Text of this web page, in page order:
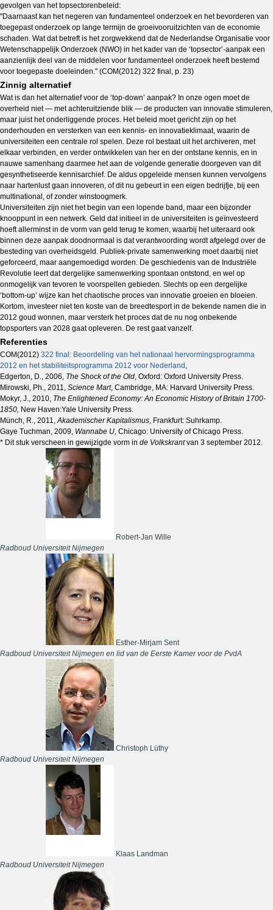
gevolgen van het topsectorenbeleid:
"Daarnaast kan het negeren van fundamenteel onderzoek en het bevorderen van
toegepast onderzoek op lange termijn de groeivooruitzichten van de economie
schaden. Wat dat betreft is het zorgwekkend dat de Nederlandse Organisatie voor
Wetenschappelijk Onderzoek (NWO) in het kader van de ‘topsector’-aanpak een
aanzienlijk deel van de middelen voor fundamenteel onderzoek heeft bestemd
voor toegepaste doeleinden." (COM(2012) 322 final, p. 23)
Zinnig alternatief
Wat is dan het alternatief voor de ‘top-down’ aanpak? In onze ogen moet de
overheid niet — met achteruitziende blik — de producten van innovatie stimuleren,
maar juist het onderliggende proces. Het beleid moet gericht zijn op het
onderhouden en versterken van een kennis- en innovatieklimaat, waarin de
universiteiten een centrale rol spelen. Deze rol bestaat uit het archiveren, met
elkaar verbinden, en verder ontwikkelen van her en der ontstane kennis, en in
nauwe samenhang daarmee het aan de volgende generatie doorgeven van dit
gesynthetiseerde kennisarchief. De aldus opgeleide mensen kunnen vervolgens
naar hartenlust gaan innoveren, of dit nu gebeurt in een eigen bedrijfje, bij een
multinational, of zonder winstoogmerk.
Universiteiten zijn niet het begin van een lopende band, maar een bijzonder
knooppunt in een netwerk. Geld dat initieel in de universiteiten is geïnvesteerd
hoeft allerminst in de vorm van geld terug te komen, waarbij het uiteraard ook
binnen deze aanpak doodnormaal is dat verantwoording wordt afgelegd over de
besteding van overheidsgeld. Publiek-private samenwerking moet daarbij niet
geforceerd, maar aangemoedigd worden. De geschiedenis van de Industriële
Revolutie leert dat dergelijke samenwerking spontaan ontstond, en wel op
onmogelijk van tevoren te voorspellen gebieden. Slechts op een dergelijke
‘bottom-up’ wijze kan het chaotische proces van innovatie groeien en bloeien.
Kortom, investeer niet ten koste van de breedtesport in de bekende namen die in
2012 goud wonnen, maar versterk het proces dat de nu nog onbekende
topsporters van 2028 gaat opleveren. De rest gaat vanzelf.
Referenties
COM(2012) 322 final: Beoordeling van het nationaal hervormingsprogramma
2012 en het stabiliteitsprogramma 2012 voor Nederland ,
Edgerton, D., 2006, The Shock of the Old, Oxford: Oxford University Press.
Mirowski, Ph., 2011, Science Mart, Cambridge, MA: Harvard University Press.
Mokyr, J., 2010, The Enlightened Economy: An Economic History of Britain 1700-
1850, New Haven:Yale University Press.
Münch, R., 2011,Akademischer Kapitalismus, Frankfurt: Suhrkamp.
Gaye Tuchman, 2009, Wannabe U, Chicago: University of Chicago Press.
* Dit stuk verscheen in gewijzigde vorm in de Volkskrantvan 3 september 2012.
Robert-Jan Wille
Radboud Universiteit Nijmegen
Esther-Mirjam Sent
Radboud Universiteit Nijmegen en lid van de Eerste Kamer voor de PvdA
Christoph Lüthy
Radboud Universiteit Nijmegen
Klaas Landman
Radboud Universiteit Nijmegen